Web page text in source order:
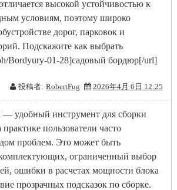
высокой устойчивостью к
условиям, поэтому широко
дорог, парковок и
Подскажите как выбрать
Bordyury-01-28]садовый бордюр[/url]
投稿者: RobertFug 2026年4月 6日 12:25
удобный инструмент для сборки
пользователи часто
проблем. Это может быть
ограниченный выбор
ошибки в расчетах мощности блока
прозрачных подсказок по сборке.